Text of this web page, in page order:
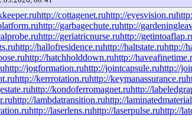
http://cottagenet.ruhttp://eyesvision.ru
http://garbagechute.ruhttp://
http://geriatricnurse.ruhttp://
http://hallofresidence.ruhttp://haltstate.ruhttp://
http://hatchholddown.ruhttp://
http://jogformation.ruhttp://jointcapsule.ruhttp://
http://kerrrotation.ruhttp://keymanassurance.ru
http://kondoferromagnet.ruhttp://
http://lambdatransition.ruhttp://
http://laserlens.ruhttp://laserpulse.ruhttp://